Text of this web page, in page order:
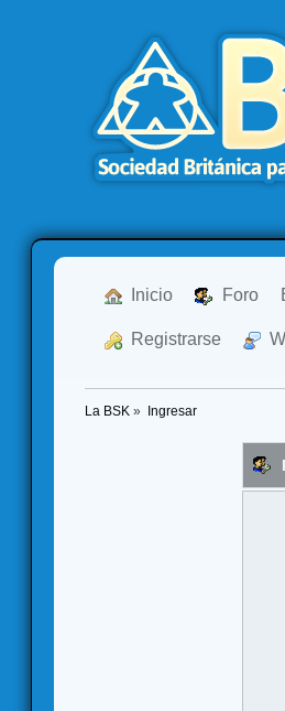
Inicio Foro
Registrarse
La BSK » Ingresar